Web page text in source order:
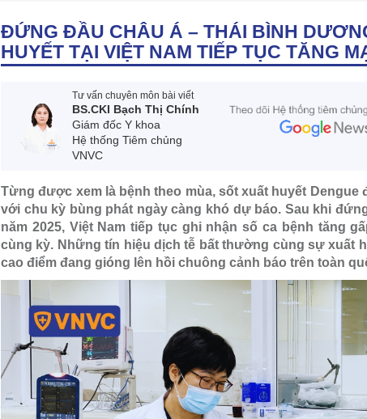
ĐỨNG ĐẦU CHÂU Á – THÁI BÌNH
HUYẾT TẠI VIỆT NAM TIẾP TỤC TĂNG
Tư vấn chuyên môn bài viết
BS.CKI Bạch Thị Chính
Giám đốc Y khoa
Hệ thống Tiêm chủng
VNVC
Từng được xem là bệnh theo mùa, sốt xuất huyết
với chu kỳ bùng phát ngày càng khó dự báo. Sau khi
năm 2025, Việt Nam tiếp tục ghi nhận số ca bệnh tăng
cùng kỳ. Những tín hiệu dịch tễ bất thường cùng sự xuất
cao điểm đang gióng lên hồi chuông cảnh báo trên toàn